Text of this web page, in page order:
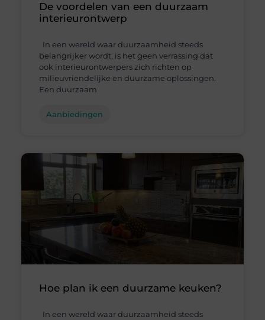
De voordelen van een duurzaam
interieurontwerp
In een wereld waar duurzaamheid steeds
belangrijker wordt, is het geen verrassing dat
ook interieurontwerpers zich richten op
milieuvriendelijke en duurzame oplossingen.
Een duurzaam
Aanbiedingen
Hoe plan ik een duurzame keuken?
In een wereld waar duurzaamheid steeds